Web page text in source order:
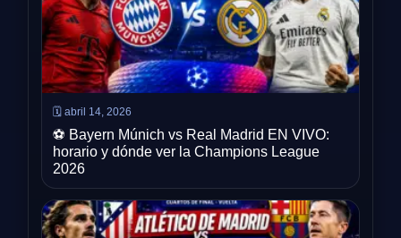
🗓️ abril 14, 2026
⚽ Bayern Múnich vs Real Madrid EN VIVO:
horario y dónde ver la Champions League
2026